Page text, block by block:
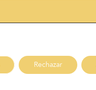
Rechazar